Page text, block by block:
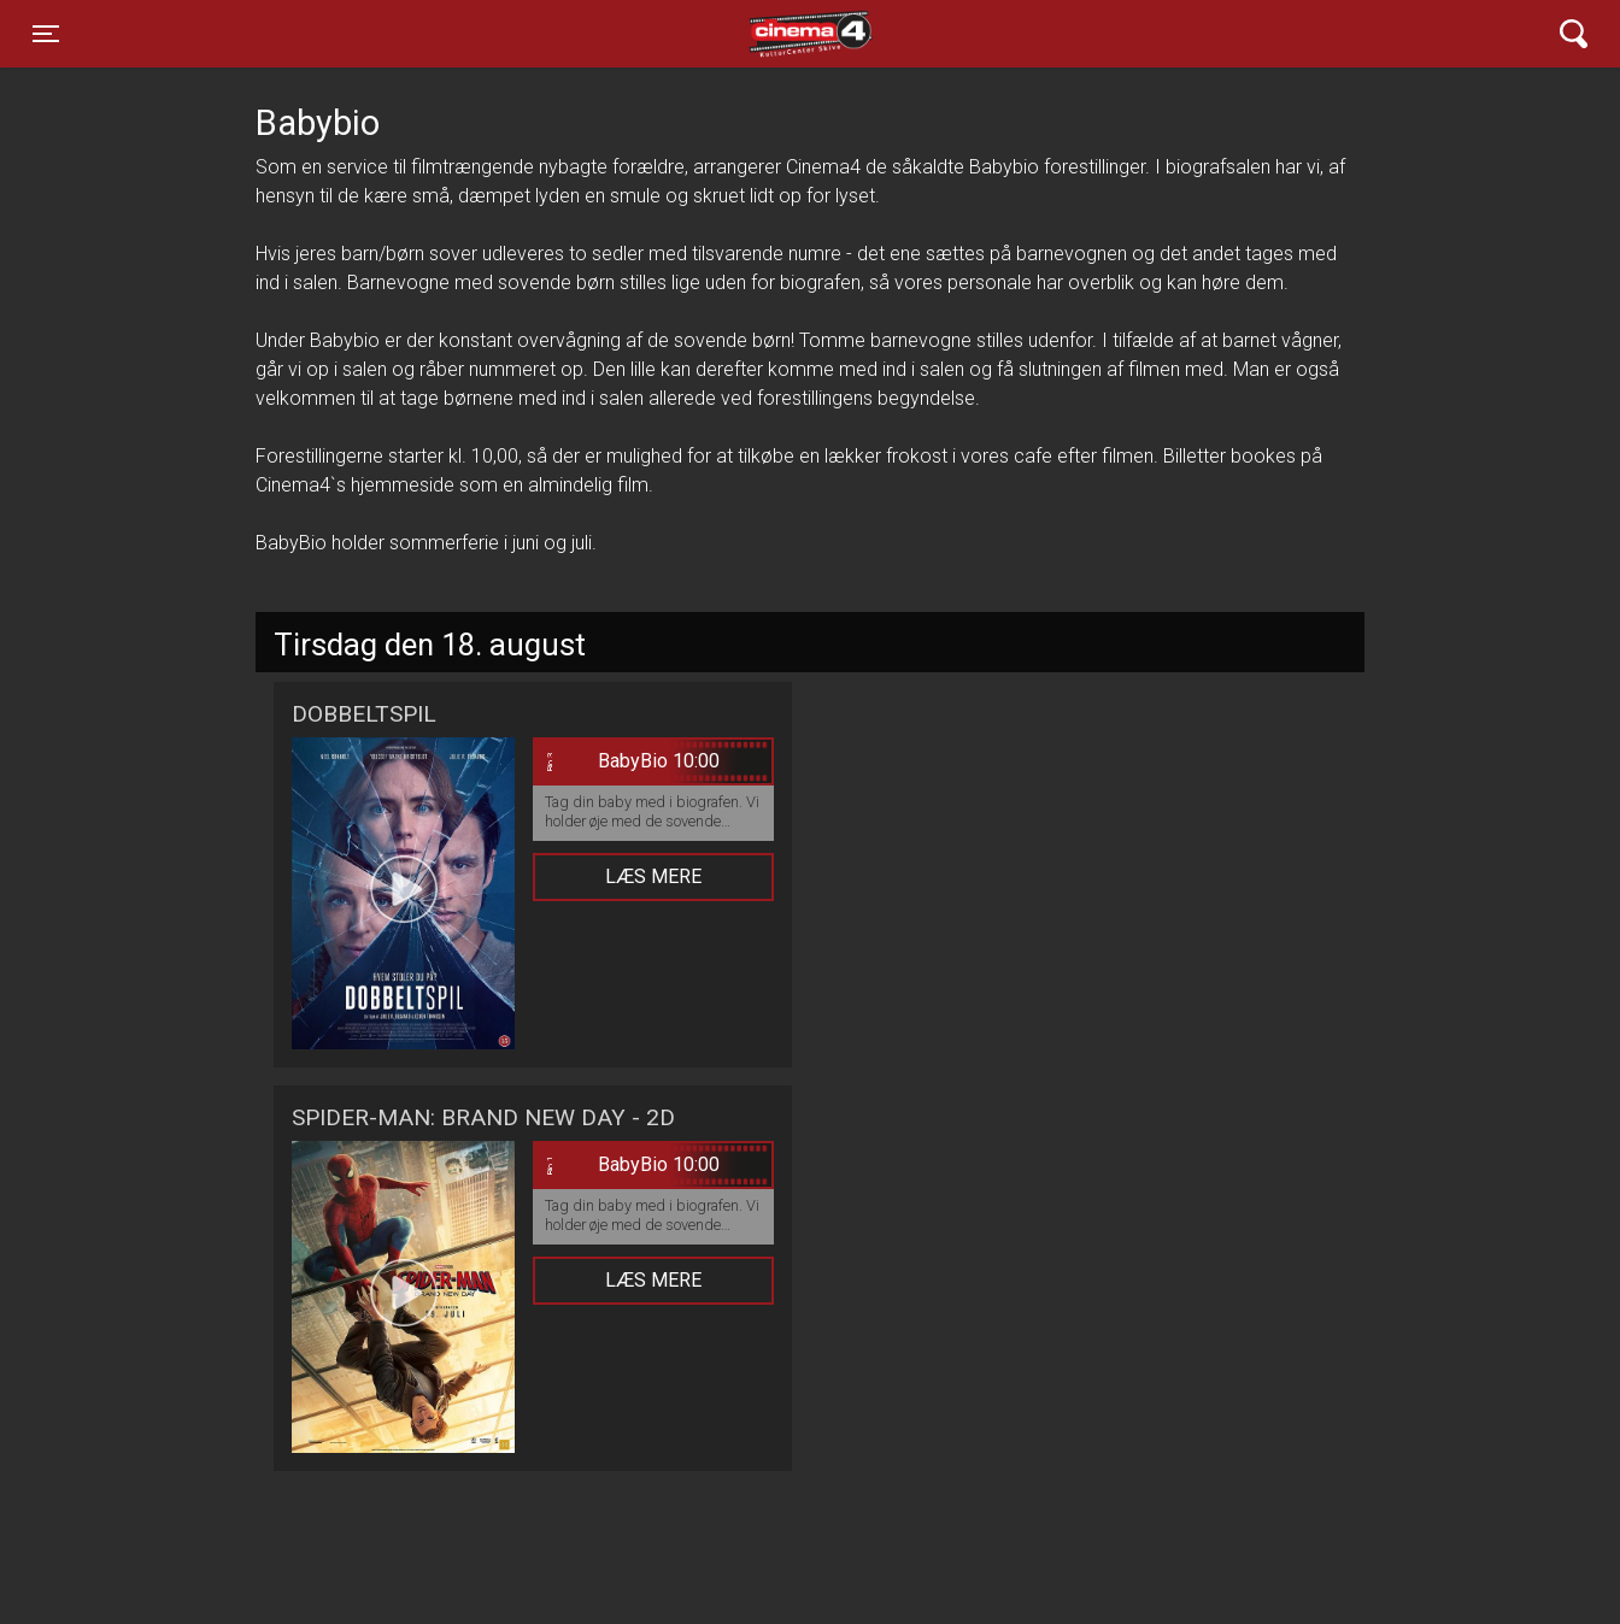
Cinema4
Babybio
Som en service til filmtrængende nybagte forældre, arrangerer Cinema4 de såkaldte Babybio forestillinger. I biografsalen har vi, af
hensyn til de kære små, dæmpet lyden en smule og skruet lidt op for lyset.
Hvis jeres barn/børn sover udleveres to sedler med tilsvarende numre - det ene sættes på barnevognen og det andet tages med
ind i salen. Barnevogne med sovende børn stilles lige uden for biografen, så vores personale har overblik og kan høre dem.
Under Babybio er der konstant overvågning af de sovende børn! Tomme barnevogne stilles udenfor. I tilfælde af at barnet vågner,
går vi op i salen og råber nummeret op. Den lille kan derefter komme med ind i salen og få slutningen af filmen med. Man er også
velkommen til at tage børnene med ind i salen allerede ved forestillingens begyndelse.
Forestillingerne starter kl. 10,00, så der er mulighed for at tilkøbe en lækker frokost i vores cafe efter filmen. Billetter bookes på
Cinema4`s hjemmeside som en almindelig film.
BabyBio holder sommerferie i juni og juli.
Tirsdag den 18. august
DOBBELTSPIL
Bio 3 BabyBio 10:00
Tag din baby med i biografen. Vi
holder øje med de sovende
babyer og kalder på mor eller far
hvis baby vågner og vil ind og se
LÆS MERE
SPIDER-MAN: BRAND NEW DAY - 2D
Bio 1 BabyBio 10:00
Tag din baby med i biografen. Vi
holder øje med de sovende
babyer og kalder på mor eller far
hvis baby vågner og vil ind og se
LÆS MERE